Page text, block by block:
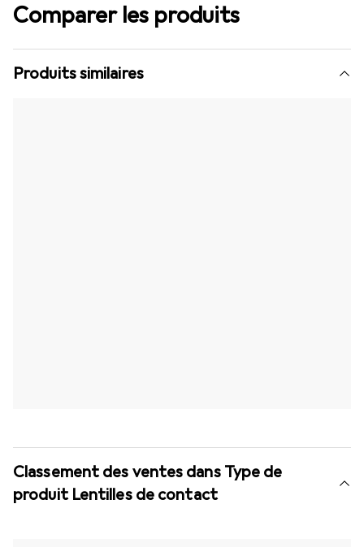
Comparer les produits
Produits similaires
Classement des ventes dans Type de
produit Lentilles de contact